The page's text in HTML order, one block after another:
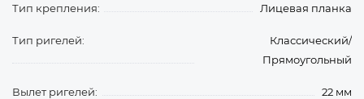
Тип крепления: Лицевая планка
Тип ригелей:
Классический/
Прямоугольный
Вылет ригелей: 22 мм